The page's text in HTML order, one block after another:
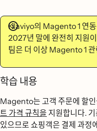
Klaviyo의 Magento 1 연동은
2027년 말에 완전히
팀은 더 이상 Magento 1
학습 내용
Magento는 고객 주문에
트 가격 규칙을 지원합니다.
있으므로 쇼핑객은 결제